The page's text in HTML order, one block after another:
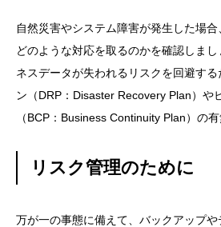
自然災害やシステム障害が発生した場
どのような対応を取るのかを確認しま
ネスデータが失われるリスクを回避す
ン（DRP：Disaster Recovery Plan）や
（BCP：Business Continuity Plan）の
リスク管理のために
万が一の事態に備えて、バックアップ